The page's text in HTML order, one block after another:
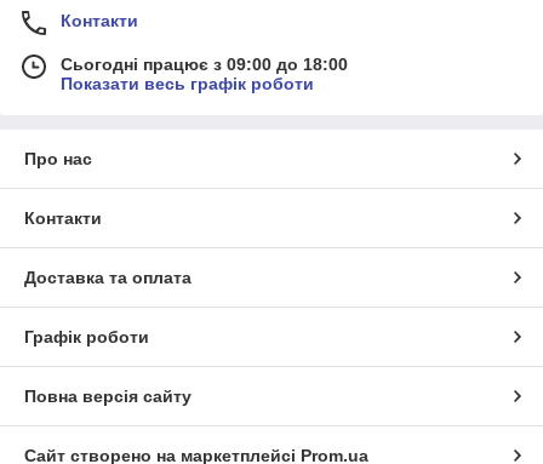
Контакти
Сьогодні працює з 09:00 до 18:00
Показати весь графік роботи
Про нас
Контакти
Доставка та оплата
Графік роботи
Повна версія сайту
Сайт створено на маркетплейсі Prom.ua